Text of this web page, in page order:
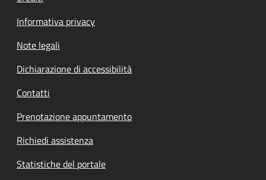
Informativa privacy
Note legali
Dichiarazione di accessibilità
Contatti
Prenotazione appuntamento
Richiedi assistenza
Statistiche del portale